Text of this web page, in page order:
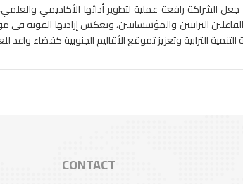
رافعة عملية لتطوير أدائها الأكاديمي والعلمي،
الترابيين والمؤسساتيين، وتعكس إرادتها القوية
الترابية وتعزيز تموقع الأقاليم الجنوبية كفضاء واعد
CONTACT